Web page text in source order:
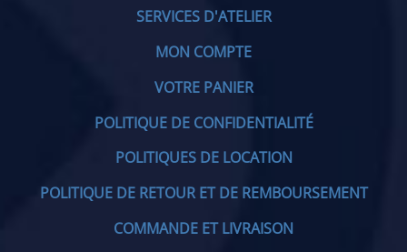
SERVICES D'ATELIER
MON COMPTE
VOTRE PANIER
POLITIQUE DE CONFIDENTIALITÉ
POLITIQUES DE LOCATION
POLITIQUE DE RETOUR ET DE REMBOURSEMENT
COMMANDE ET LIVRAISON